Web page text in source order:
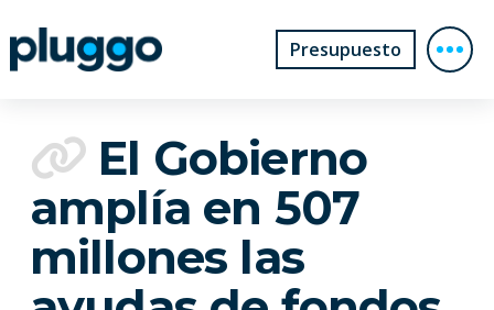
Presupuesto
El Gobierno
amplía en 507
millones las